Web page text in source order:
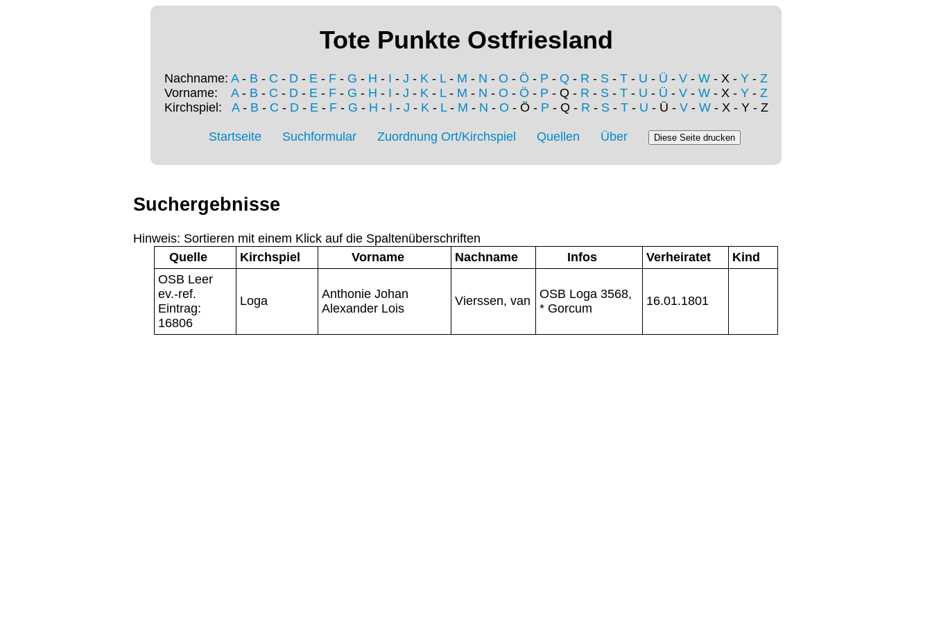
Tote Punkte Ostfriesland
Nachname: A- B - C - D - E - F - G - H - I - J - K - L- M - N - O - Ö - P - Q - R - S - T - U - Ü - V - W - X - Y - Z
Vorname: A- B - C - D - E - F - G - H - I - J - K - L- M - N - O - Ö - P - Q - R - S - T - U - Ü - V - W - X - Y - Z
Kirchspiel: A- B - C - D- E- F- G - H - I - J - K- L- M - N - O - Ö - P - Q - R - S- T- U - Ü - V- W- X - Y - Z
Startseite Suchformular Zuordnung Ort/Kirchspiel Quellen Über
Suchergebnisse
Hinweis: Sortieren mit einem Klick auf die Spaltenüberschriften
Quelle
Kirchspiel Vorname Nachname Infos Verheiratet
Kind
OSB Leer
ev.-ref.
Eintrag:
16806
Loga
Anthonie Johan
Alexander Lois
Vierssen, van
OSB Loga 3568,
* Gorcum
16.01.1801